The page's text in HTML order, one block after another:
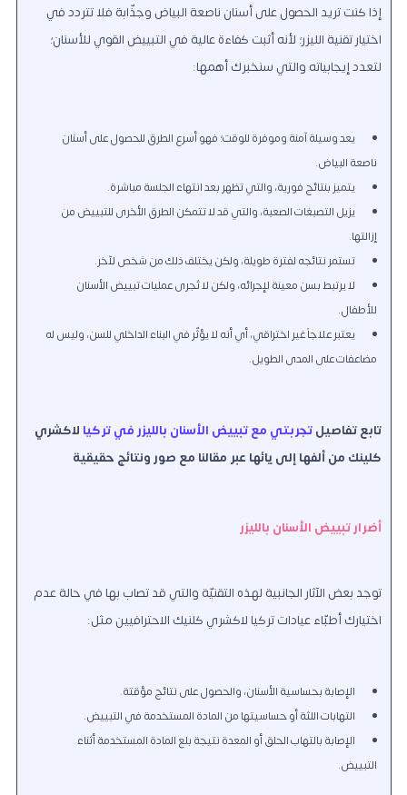
إذا كنت تريد الحصول على أسنان ناصعة البياض وجذّابة فلا تتردد في
اختيار تقنية الليزر؛ لأنه أثبت كفاءة عالية في التبييض القوي للأسنان؛
لتعدد إيجابياته والتي سنخبرك أهمها:
يعد وسيلة آمنة وموفرة للوقت؛ فهو أسرع الطرق للحصول على أسنان
ناصعة البياض.
يتميز بنتائج فورية، والتي تظهر بعد انتهاء الجلسة مباشرة.
يزيل التصبغات الصعبة، والتي قد لا تتمكن الطرق الأخرى للتبييض من
إزالتها.
تستمر نتائجه لفترة طويلة، ولكن يختلف ذلك من شخص لآخر.
لا يرتبط بسن معينة لإجرائه، ولكن لا تُجرى عمليات تبييض الأسنان
للأطفال.
يعتبر علاجاً غير اختراقي، أي أنه لا يؤثّر في البناء الداخلي للسن، وليس له
مضاعفات على المدى الطويل.
تابع تفاصيلتجربتي مع تبييض الأسنان بالليزر في تركيا لاكشري
كلينك من ألفها إلى يائها عبر مقالنا مع صور ونتائج حقيقية
أضرار تبييض الأسنان بالليزر
توجد بعض الآثار الجانبية لهذه التقنيّة والتي قد تصاب بها في حالة عدم
اختيارك أطبّاء عيادات تركيا لاكشري كلنيك الاحترافيين مثل:
الإصابة بحساسية الأسنان، والحصول على نتائج مؤقتة.
التهابات اللثة أو حساسيتها من المادة المستخدمة في التبييض.
الإصابة بالتهاب الحلق أو المعدة نتيجة بلع المادة المستخدمة أثناء
التبييض.